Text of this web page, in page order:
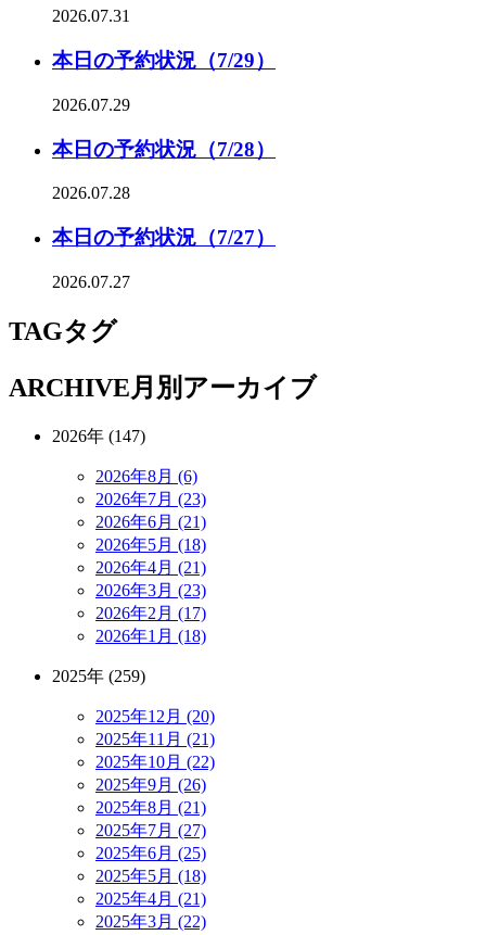
2026.07.31
本日の予約状況（7/29）
2026.07.29
本日の予約状況（7/28）
2026.07.28
本日の予約状況（7/27）
2026.07.27
TAGタグ
ARCHIVE月別アーカイブ
2026年 (147)
2026年8月 (6)
2026年7月 (23)
2026年6月 (21)
2026年5月 (18)
2026年4月 (21)
2026年3月 (23)
2026年2月 (17)
2026年1月 (18)
2025年 (259)
2025年12月 (20)
2025年11月 (21)
2025年10月 (22)
2025年9月 (26)
2025年8月 (21)
2025年7月 (27)
2025年6月 (25)
2025年5月 (18)
2025年4月 (21)
2025年3月 (22)